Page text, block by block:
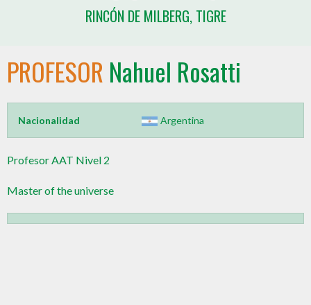
RINCÓN DE MILBERG, TIGRE
PROFESOR Nahuel Rosatti
Nacionalidad Argentina
Profesor AAT Nivel 2
Master of the universe